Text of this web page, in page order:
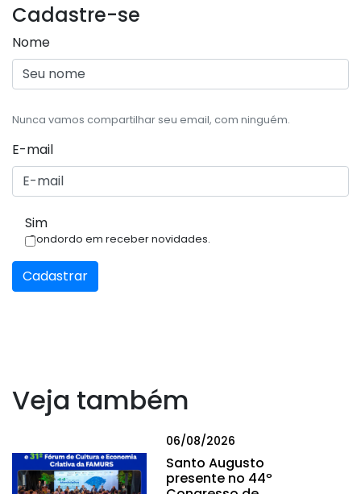
Cadastre-se
Nome
Nunca vamos compartilhar seu email, com ninguém.
E-mail
Sim
Condordo em receber novidades.
Cadastrar
Veja também
06/08/2026
Santo Augusto
presente no 44º